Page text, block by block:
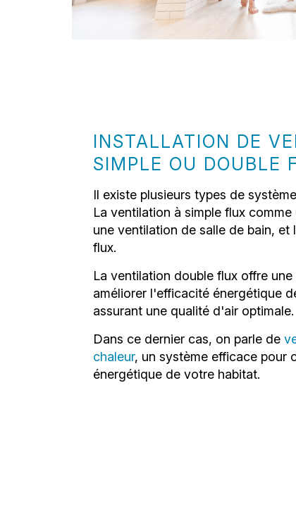
INSTALLATION DE
SIMPLE OU DOUBLE
Il existe plusieurs types de
La ventilation à simple flux
une ventilation de salle de bain,
flux.
La ventilation double flux offre
améliorer l'efficacité énergétique
assurant une qualité d'air optimale.
Dans ce dernier cas, on parle de
chaleur, un système efficace pour
énergétique de votre habitat.